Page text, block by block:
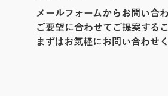
メールフォームからお問い合
ご要望に合わせてご提案する
まずはお気軽にお問い合わせく